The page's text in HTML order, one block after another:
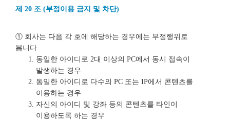
제 20 조 (부정이용 금지 및 차단)
① 회사는 다음 각 호에 해당하는 경우에는 부정행위로
봅니다.
동일한 아이디로 2대 이상의 PC에서 동시 접속이
발생하는 경우
동일한 아이디로 다수의 PC 또는 IP에서 콘텐츠를
이용하는 경우
자신의 아이디 및 강좌 등의 콘텐츠를 타인이
이용하도록 하는 경우